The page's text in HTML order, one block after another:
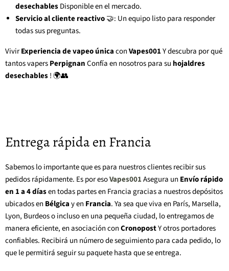
desechablesDisponible en el mercado.
Servicio al cliente reactivo🤝: Un equipo listo para responder
todas sus preguntas.
VivirExperiencia de vapeo únicaconVapes001Y descubra por qué
tantos vapersPerpignanConfía en nosotros para su hojaldres
desechables! 🌍👥
Entrega rápida en Francia
Sabemos lo importante que es para nuestros clientes recibir sus
pedidos rápidamente. Es por esoVapes001Asegura un Envío rápido
en 1 a 4 díasen todas partes en Francia gracias a nuestros depósitos
ubicados en Bélgicay en Francia. Ya sea que viva en París, Marsella,
Lyon, Burdeos o incluso en una pequeña ciudad, lo entregamos de
manera eficiente, en asociación conCronopostY otros portadores
confiables. Recibirá un número de seguimiento para cada pedido, lo
que le permitirá seguir su paquete hasta que se entrega.